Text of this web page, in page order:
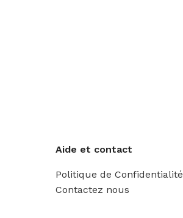
Aide et contact
Politique de Confidentialité
Contactez nous